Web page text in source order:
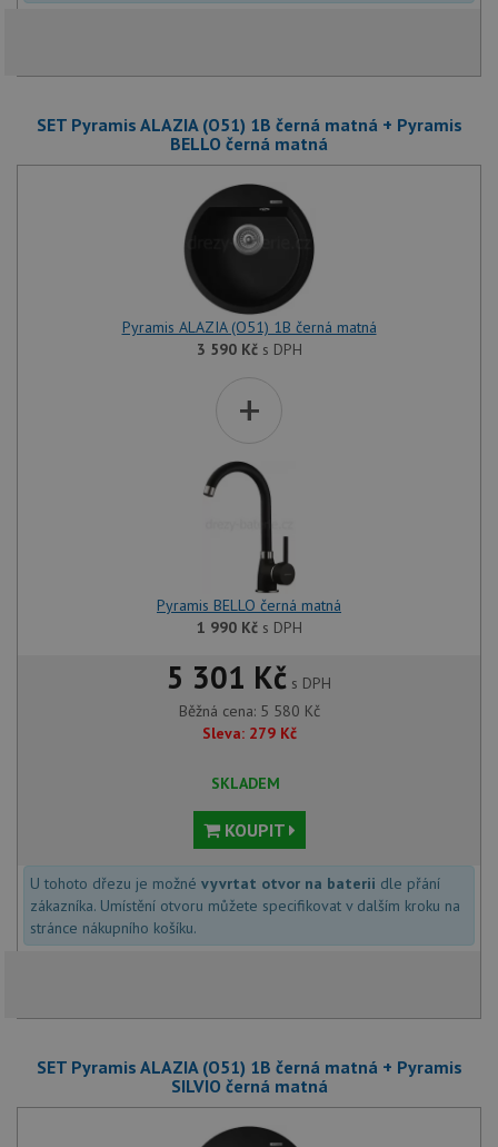
SET Pyramis ALAZIA (O51) 1B černá matná + Pyramis
BELLO černá matná
Pyramis ALAZIA (O51) 1B černá matná
3 590 Kčs DPH
+
Pyramis BELLO černá matná
1 990 Kčs DPH
5 301 Kč s DPH
Běžná cena: 5 580 Kč
Sleva: 279 Kč
SKLADEM
KOUPIT
U tohoto dřezu je možné vyvrtat otvor na baterii dle přání
zákazníka. Umístění otvoru můžete specifikovat v dalším kroku na
stránce nákupního košíku.
SET Pyramis ALAZIA (O51) 1B černá matná + Pyramis
SILVIO černá matná